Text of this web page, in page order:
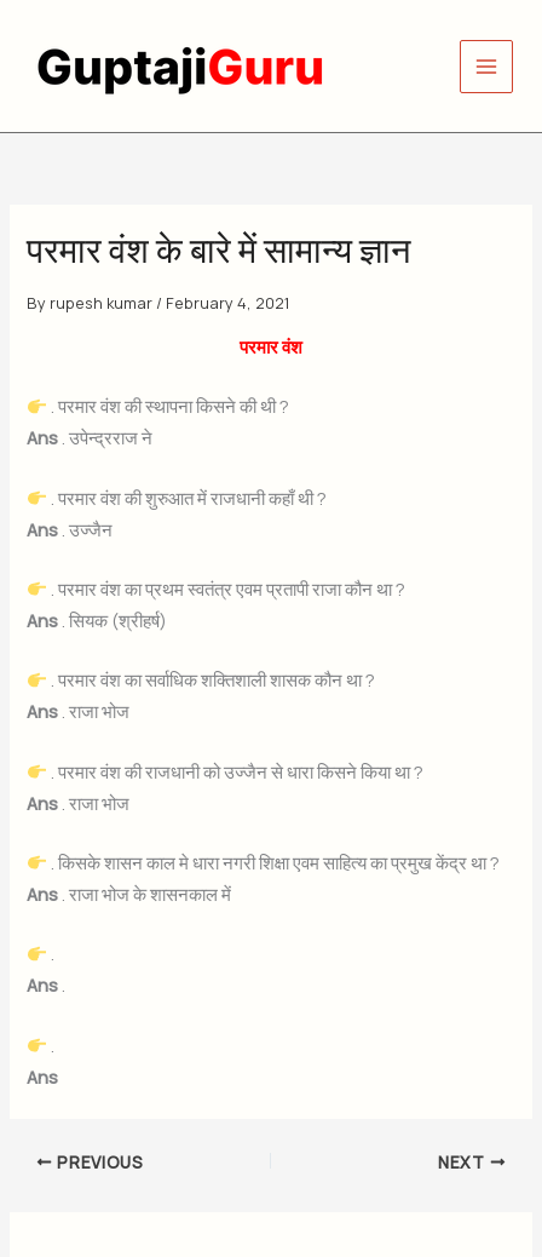
content
परमार वंश के बारे में सामान्य ज्ञान
By rupesh kumar / February 4, 2021
परमार वंश
. परमार वंश की स्थापना किसने की थी ?
Ans . उपेन्द्रराज ने
. परमार वंश की शुरुआत में राजधानी कहाँ थी ?
Ans . उज्जैन
. परमार वंश का प्रथम स्वतंत्र एवम प्रतापी राजा कौन था ?
Ans . सियक (श्रीहर्ष)
. परमार वंश का सर्वाधिक शक्तिशाली शासक कौन था ?
Ans . राजा भोज
. परमार वंश की राजधानी को उज्जैन से धारा किसने किया था ?
Ans . राजा भोज
. किसके शासन काल मे धारा नगरी शिक्षा एवम साहित्य का प्रमुख केंद्र था ?
Ans . राजा भोज के शासनकाल में
.
Ans .
Ans
PREVIOUS NEXT